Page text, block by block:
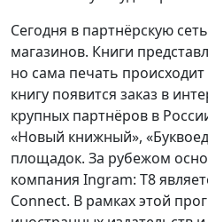
Сегодня в партнёрскую
магазинов. Книги
но сама печать происходит
книгу появится заказ в
крупных партнёров в
«Новый книжный»,
площадок. За рубежом
компания Ingram: Т8
Connect. В рамках этой